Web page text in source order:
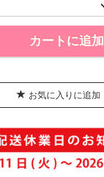
カートに追加
お気に入りに追加